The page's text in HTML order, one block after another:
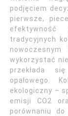
podjęciem
pierwsze,
tradycyjnych
wykorzystać
przekłada
opałowego.
ekologiczny –
emisji CO2
porównaniu